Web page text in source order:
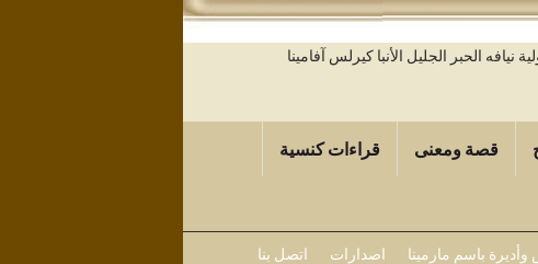
الحبر الجليل الأنبا كيرلس آفامينا
قصة ومعنى قراءات كنسية
وأديرة باسم مارمينا اصدارات اتصل بنا